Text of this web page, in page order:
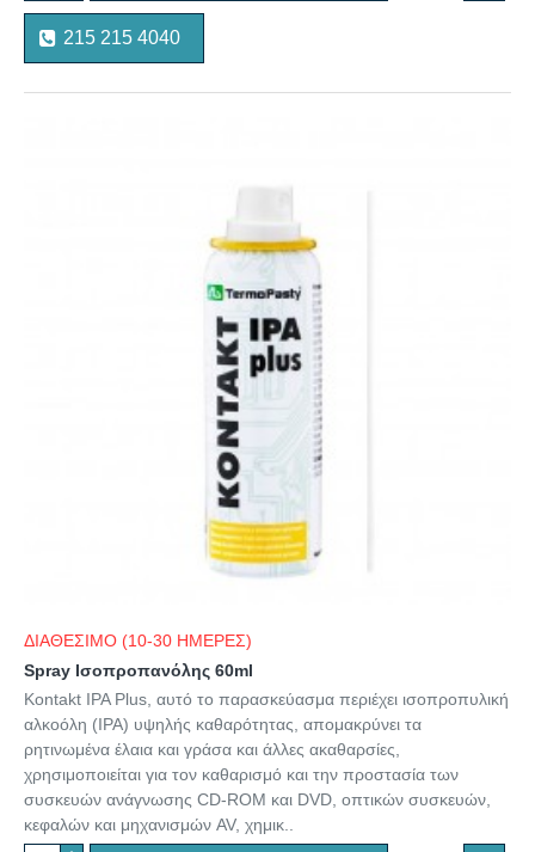
215 215 4040
ΔΙΑΘΕΣΙΜΟ (10-30 ΗΜΕΡΕΣ)
Spray Ισοπροπανόλης 60ml
Kontakt IPA Plus, αυτό το παρασκεύασμα περιέχει ισοπροπυλική
αλκοόλη (IPA) υψηλής καθαρότητας, απομακρύνει τα
ρητινωμένα έλαια και γράσα και άλλες ακαθαρσίες,
χρησιμοποιείται για τον καθαρισμό και την προστασία των
συσκευών ανάγνωσης CD-ROM και DVD, οπτικών συσκευών,
κεφαλών και μηχανισμών AV, χημικ..